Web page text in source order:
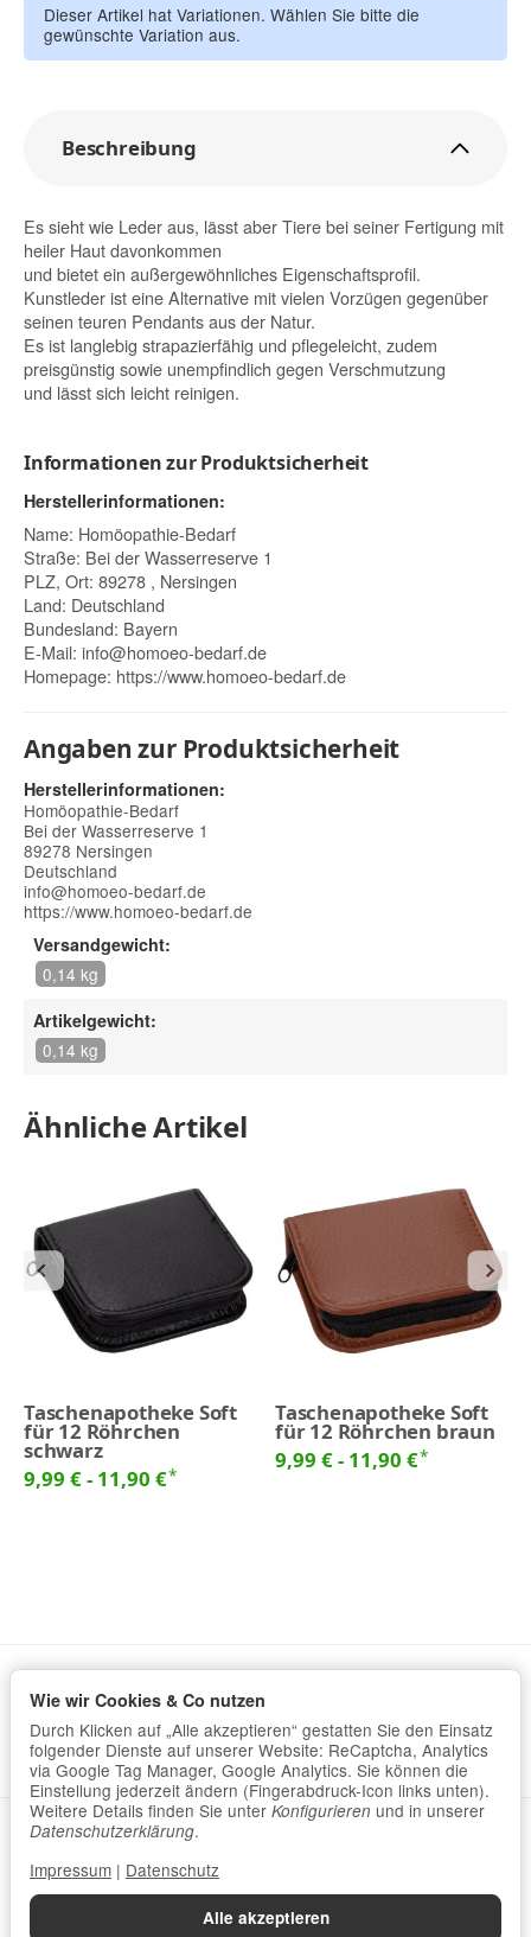
Dieser Artikel hat Variationen. Wählen Sie bitte die
gewünschte Variation aus.
Beschreibung
Es sieht wie Leder aus, lässt aber Tiere bei seiner Fertigung mit
heiler Haut davonkommen
und bietet ein außergewöhnliches Eigenschaftsprofil.
Kunstleder ist eine Alternative mit vielen Vorzügen gegenüber
seinen teuren Pendants aus der Natur.
Es ist langlebig strapazierfähig und pflegeleicht, zudem
preisgünstig sowie unempfindlich gegen Verschmutzung
und lässt sich leicht reinigen.
Informationen zur Produktsicherheit
Herstellerinformationen:
Name: Homöopathie-Bedarf
Straße: Bei der Wasserreserve 1
PLZ, Ort: 89278 , Nersingen
Land: Deutschland
Bundesland: Bayern
E-Mail: info@homoeo-bedarf.de
Homepage: https://www.homoeo-bedarf.de
Angaben zur Produktsicherheit
Herstellerinformationen:
Homöopathie-Bedarf
Bei der Wasserreserve 1
89278 Nersingen
Deutschland
info@homoeo-bedarf.de
https://www.homoeo-bedarf.de
Versandgewicht:
0,14 kg
Artikelgewicht:
0,14 kg
Ähnliche Artikel
Taschenapotheke Soft
für 12 Röhrchen
schwarz
9,99 € - 11,90 €*
Taschenapotheke Soft
für 12 Röhrchen braun
9,99 € - 11,90 €*
Informationen
Gesetzliche Informationen
Datenschutzerklärung
Vertrag widerrufen
Alle akzeptieren
Wie wir Cookies & Co nutzen
Durch Klicken auf „Alle akzeptieren“ gestatten Sie den Einsatz
folgender Dienste auf unserer Website: ReCaptcha, Analytics
via Google Tag Manager, Google Analytics. Sie können die
Einstellung jederzeit ändern (Fingerabdruck-Icon links unten).
Weitere Details finden Sie unter Konfigurieren und in unserer
Datenschutzerklärung.
Impressum | Datenschutz